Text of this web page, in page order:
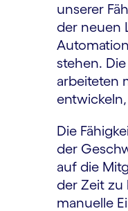
unserer
der neuen
stehen.
arbeiteten
Die
der
auf die
der Zeit zu
manuelle